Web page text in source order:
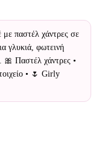
με παστέλ χάντρες σε
γλυκιά, φωτεινή
🎀 Παστέλ χάντρες •
• 🌷 Girly